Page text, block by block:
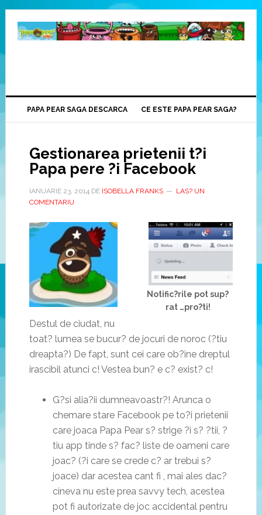
PAPA PEAR SAGA DESCARCA CE ESTE PAPA PEAR SAGA?
Gestionarea prietenii t?i
Papa pere ?i Facebook
IANUARIE 23, 2014DE ISOBELLA FRANKS
LAS? UN
COMENTARIU
Notific?rile pot sup?
rat …pro?ti!
Destul de ciudat, nu
toat? lumea se bucur? de jocuri de noroc (?tiu
dreapta?) De fapt, sunt cei care ob?ine dreptul
irascibil atunci c! Vestea bun? e c? exist? c!
G?si alia?ii dumneavoastr?! Arunca o
chemare stare Facebook pe to?i prietenii
care joaca Papa Pear s? strige ?i s? ?tii, ?
tiu app tinde s? fac? liste de oameni care
joac? (?i care se crede c? ar trebui s?
joace) dar acestea cant fi , mai ales dac?
cineva nu este prea savvy tech, acestea
pot fi autorizate de joc accidental pentru